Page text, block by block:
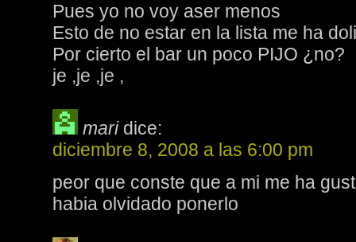
Pues yo no voy aser menos
Esto de no estar en la lista me ha
Por cierto el bar un poco PIJO ¿no?
je ,je ,je ,
mari dice:
diciembre 8, 2008 a las 6:00 pm
peor que conste que a mi me ha
habia olvidado ponerlo